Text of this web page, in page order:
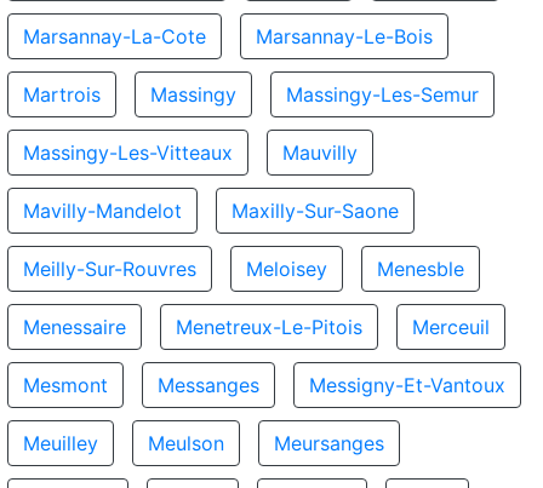
Marsannay-La-Cote Marsannay-Le-Bois
Martrois Massingy Massingy-Les-Semur
Massingy-Les-Vitteaux Mauvilly
Mavilly-Mandelot Maxilly-Sur-Saone
Meilly-Sur-Rouvres Meloisey Menesble
Menessaire Menetreux-Le-Pitois Merceuil
Mesmont Messanges Messigny-Et-Vantoux
Meuilley Meulson Meursanges